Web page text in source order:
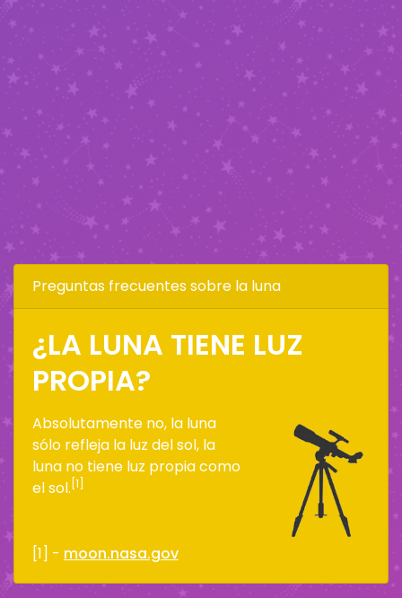
Preguntas frecuentes sobre la luna
¿LA LUNA TIENE LUZ
PROPIA?
Absolutamente no, la luna
sólo refleja la luz del sol, la
luna no tiene luz propia como
el sol. [1]
[1] - moon.nasa.gov